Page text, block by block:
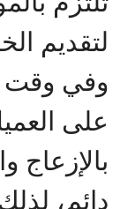
لتقديم
وفي وقت
على
بالإزعاج
دائم،